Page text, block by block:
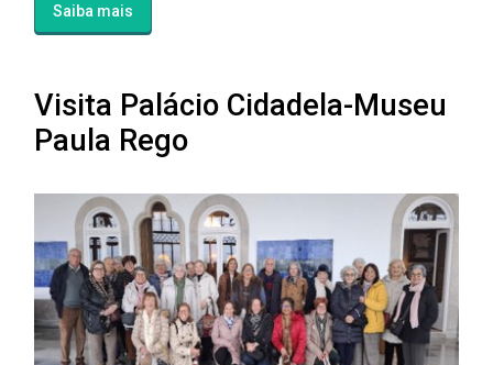
Saiba mais
Visita Palácio Cidadela-Museu
Paula Rego